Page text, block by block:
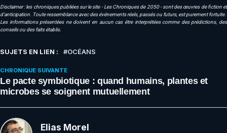
Disclaimer : les chroniques publiées sur le site - Les Chroniques de 2050 - sont des œuvres de fiction et
d'anticipation. Toute ressemblance avec des événements réels, passés ou futurs, est purement fortuite.
Les informations présentées ne doivent en aucun cas être interprétées comme des prédictions, des
conseils ou des faits établis.
SUJETS EN LIEN : OCÉANS
CHRONIQUE SUIVANTE
Le pacte symbiotique : quand humains, plantes et
microbes se soignent mutuellement
Elias Morel